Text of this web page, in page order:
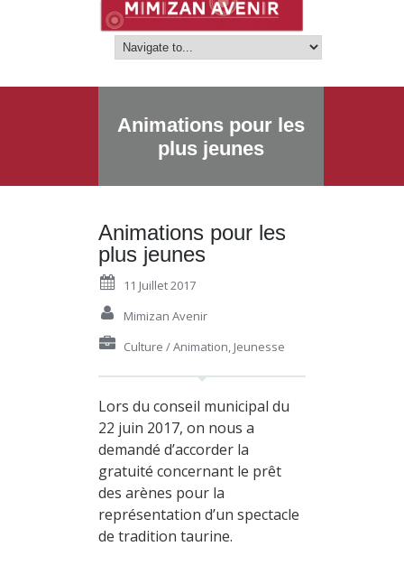
Animations pour les
plus jeunes
Animations pour les
plus jeunes
11 Juillet 2017
Mimizan Avenir
Culture / Animation, Jeunesse
Lors du conseil municipal du
22 juin 2017, on nous a
demandé d’accorder la
gratuité concernant le prêt
des arènes pour la
représentation d’un spectacle
de tradition taurine.